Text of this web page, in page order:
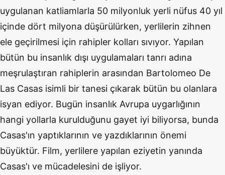
uygulanan katliamlarla 50 milyonluk yerli nüfus 40 yıl
içinde dört milyona düşürülürken, yerlilerin zihnen
ele geçirilmesi için rahipler kolları sıvıyor. Yapılan
bütün bu insanlık dışı uygulamaları tanrı adına
meşrulaştıran rahiplerin arasından Bartolomeo De
Las Casas isimli bir tanesi çıkarak bütün bu olanlara
isyan ediyor. Bugün insanlık Avrupa uygarlığının
hangi yollarla kurulduğunu gayet iyi biliyorsa, bunda
Casas'ın yaptıklarının ve yazdıklarının önemi
büyüktür. Film, yerlilere yapılan eziyetin yanında
Casas'ı ve mücadelesini de işliyor.